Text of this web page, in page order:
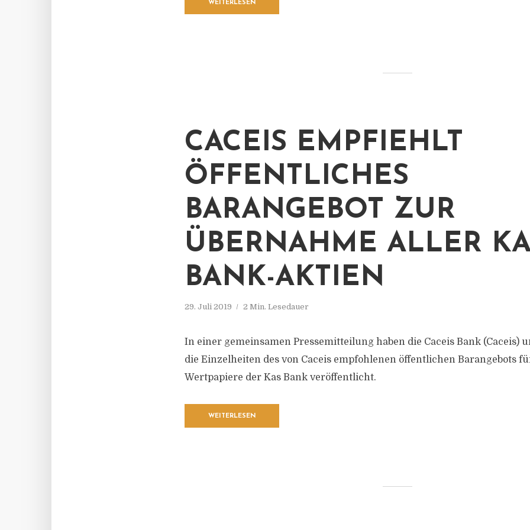
WEITERLESEN
CACEIS EMPFIEHLT
ÖFFENTLICHES
BARANGEBOT ZUR
ÜBERNAHME ALLER
BANK-AKTIEN
29. Juli 2019 2 Min. Lesedauer
In einer gemeinsamen Pressemitteilung haben die Caceis Bank (Caceis)
die Einzelheiten des von Caceis empfohlenen öffentlichen Barangebots
Wertpapiere der Kas Bank veröffentlicht.
WEITERLESEN